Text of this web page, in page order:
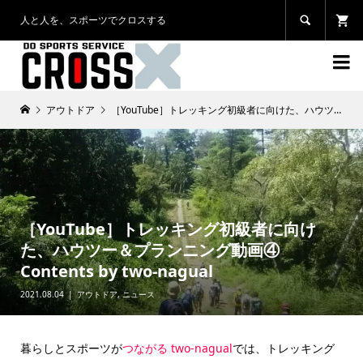
人と人を、スポーツでクロスする 

アウトドア ［YouTube］トレッキング初級者に向けた、ハウツー＆プランニング動画④ Contents by two-nagual
［YouTube］トレッキング初級者に向け
た、ハウツー＆プランニング動画④
Contents by two-nagual
2021.08.04 アウトドア,ニュース
暮らしとスポーツがつながる two-nagualでは、トレッキング